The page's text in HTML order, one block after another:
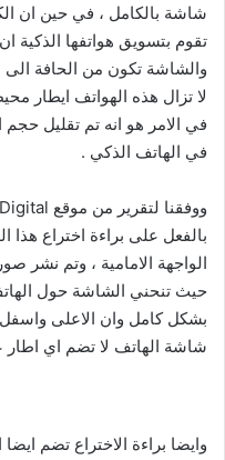
شاشة بالكامل ، في حين ان
تقوم بتسويق هواتفها الذكية
والشاشة تكون من الحافة
لا تزال هذه الهواتف ايطار
في الامر هو انه تم تقليل
في الهاتف الذكي .
بالفعل على براءة اختراع
الواجهة الامامية ، وتم
حيث تنحني الشاشة حول
بشكل كامل وان الاعلى
شاشة الهاتف لا تضم اي اطار
وايضا براءة الاختراع تضم